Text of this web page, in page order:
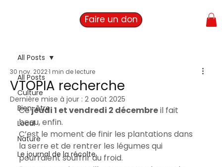
Faire un don
All Posts
Culture
Bien-être
Local
Nature
Le journal de la récolte
All Posts
VTOPIA recherche
30 nov. 20221 min de lecture
Dernière mise à jour : 2 août 2025
Ce jeudi 1 et vendredi 2 décembre il fait
beau, enfin.
C’est le moment de finir les plantations dans
la serre et de rentrer les légumes qui
pourraient souffrir du froid.